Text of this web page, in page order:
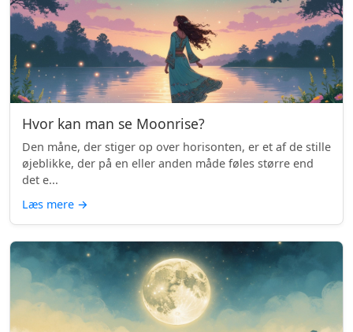
Hvor kan man se Moonrise?
Den måne, der stiger op over horisonten, er et af de stille
øjeblikke, der på en eller anden måde føles større end
det e...
Læs mere →